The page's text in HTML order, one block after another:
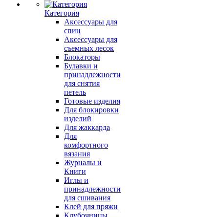
Категория
Аксессуары для
спиц
Аксессуары для
съемных лесок
Блокаторы
Булавки и
принадлежности
для снятия
петель
Готовые изделия
Для блокировки
изделий
Для жаккарда
Для
комфортного
вязания
Журналы и
Книги
Иглы и
принадлежности
для сшивания
Клей для пряжи
Клубочницы